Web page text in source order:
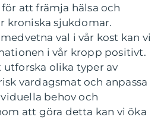
att främja hälsa och
kroniska sjukdomar.
val i vår kost kan vi
i vår kropp positivt.
olika typer av
vardagsmat och anpassa
behov och
att göra detta kan vi öka